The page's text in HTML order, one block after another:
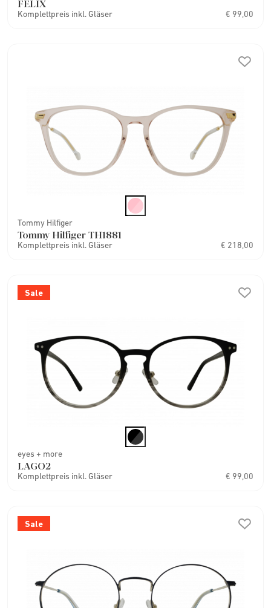
FELIX
Komplettpreis inkl. Gläser € 99,00
Tommy Hilfiger
Tommy Hilfiger TH1881
Komplettpreis inkl. Gläser € 218,00
Sale
eyes + more
LAGO2
Komplettpreis inkl. Gläser € 99,00
Sale